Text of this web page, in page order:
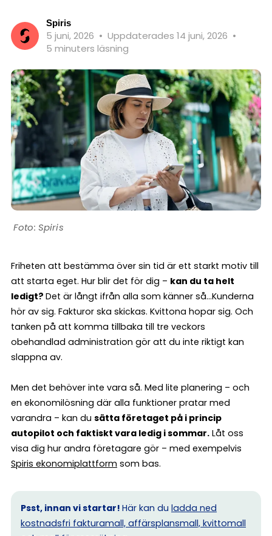
Spiris
5 juni, 2026 • Uppdaterades 14 juni, 2026 •
5 minuters läsning
Spiris
Friheten att bestämma över sin tid är ett starkt motiv till
att starta eget. Hur blir det för dig – kan du ta helt
ledigt? Det är långt ifrån alla som känner så…Kunderna
hör av sig. Fakturor ska skickas. Kvittona hopar sig. Och
tanken på att komma tillbaka till tre veckors
obehandlad administration gör att du inte riktigt kan
slappna av.
Men det behöver inte vara så. Med lite planering – och
en ekonomilösning där alla funktioner pratar med
varandra – kan du sätta företaget på i princip
autopilot och faktiskt vara ledig i sommar. Låt oss
visa dig hur andra företagare gör – med exempelvis
Spiris ekonomiplattform som bas.
Psst, innan vi startar! Här kan du ladda ned
kostnadsfri fakturamall, affärsplansmall, kvittomall